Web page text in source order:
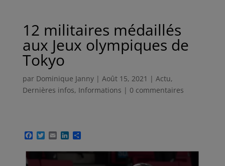
12 militaires médaillés
aux Jeux olympiques de
Tokyo
par Dominique Janny| Août 15, 2021 | Actu,
Dernières infos, Informations | 0 commentaires
F
c
e
T
i
t
E
a
i
L
n
P
r